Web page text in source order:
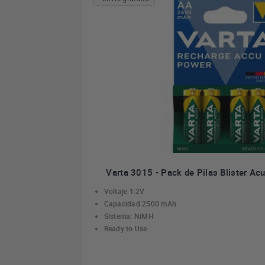
y accesorios de cocina, como campanas extractoras
de última generación, microondas y encimeras de
Varta 3015 - Pack de Pilas Blister
Voltaje 1.2V
Capacidad 2500 mAh
Sistema: NiMH
Ready to Use